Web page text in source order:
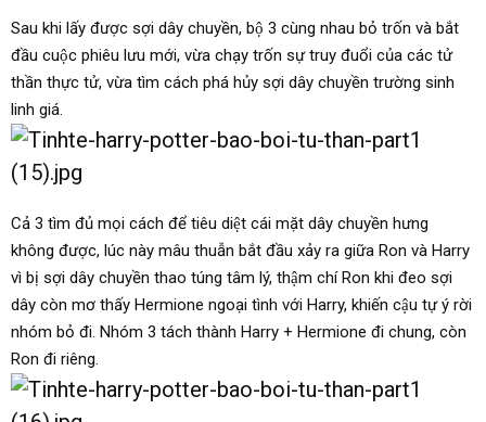
Sau khi lấy được sợi dây chuyền, bộ 3 cùng nhau bỏ trốn và bắt
đầu cuộc phiêu lưu mới, vừa chạy trốn sự truy đuổi của các tử
thần thực tử, vừa tìm cách phá hủy sợi dây chuyền trường sinh
linh giá.
Cả 3 tìm đủ mọi cách để tiêu diệt cái mặt dây chuyền hưng
không được, lúc này mâu thuẫn bắt đầu xảy ra giữa Ron và Harry
vì bị sợi dây chuyền thao túng tâm lý, thậm chí Ron khi đeo sợi
dây còn mơ thấy Hermione ngoại tình với Harry, khiến cậu tự ý rời
nhóm bỏ đi. Nhóm 3 tách thành Harry + Hermione đi chung, còn
Ron đi riêng.